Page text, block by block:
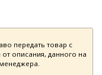
передать товар с
описания, данного на